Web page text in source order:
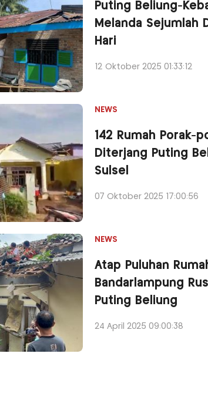
Puting Beliung-
Melanda Sejumlah
Hari
12 Oktober 2025 01:33:12
NEWS
142 Rumah Porak-
Diterjang Puting
Sulsel
07 Oktober 2025 17:00:56
NEWS
Atap Puluhan
Bandarlampung
Puting Beliung
24 April 2025 09:00:38